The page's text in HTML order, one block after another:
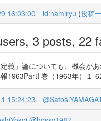
16:03:00 id:namiryu (投稿
3 posts, 22
定義」論についても、機会が
1963PartI 巻（1963年）１-
15:24:23